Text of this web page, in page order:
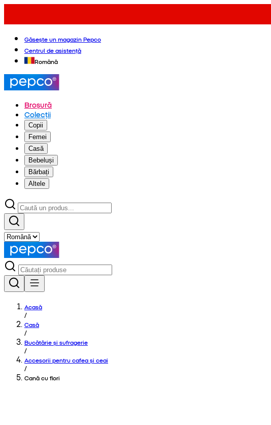
Găsește un magazin Pepco
Centrul de asistență
Română
Broșură
Colecții
Copii
Femei
Casă
Bebeluși
Bărbați
Altele
Acasă
/
Casă
/
Bucătărie și sufragerie
/
Accesorii pentru cafea și ceai
/
Cană cu flori